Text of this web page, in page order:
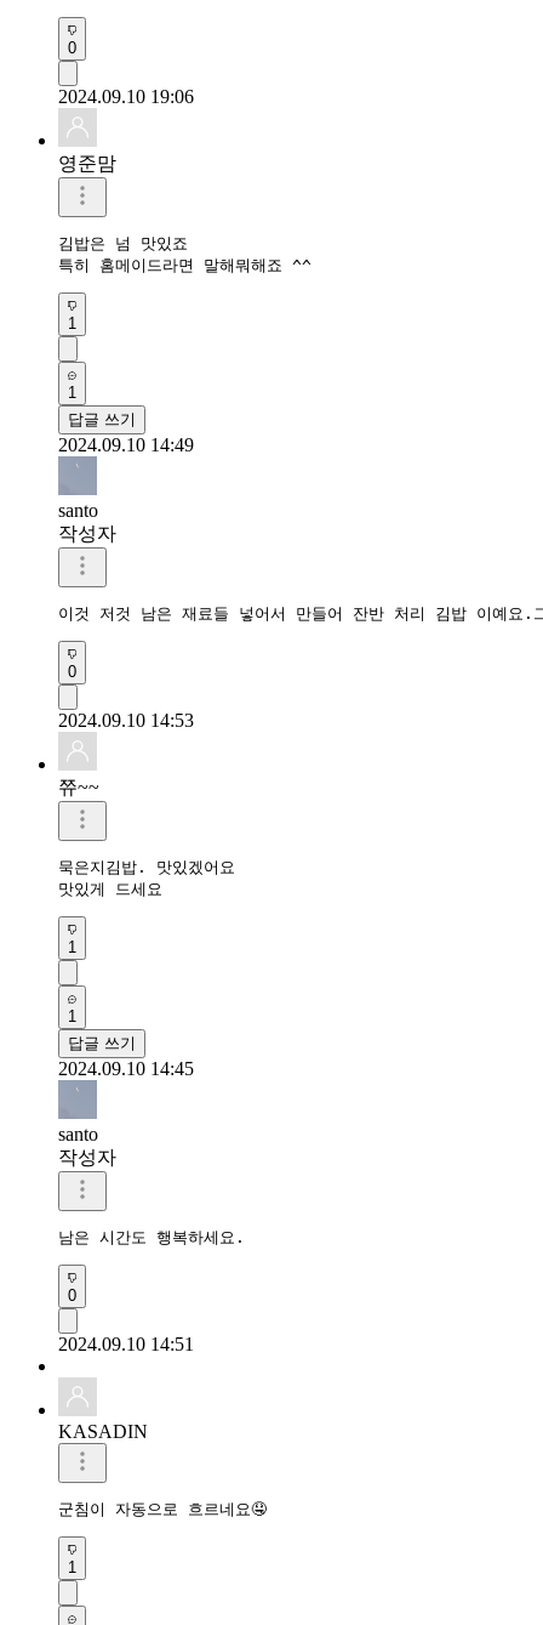
0
2024.09.10 19:06
영준맘
김밥은 넘 맛있죠
특히 홈메이드라면 말해뭐해죠 ^^
1
1
답글 쓰기
2024.09.10 14:49
santo
작성자
이것 저것 남은 재료들 넣어서 만들어 잔반 처리 김밥 이예요.
0
2024.09.10 14:53
쮸~~
묵은지김밥. 맛있겠어요
1
1
답글 쓰기
2024.09.10 14:45
santo
작성자
남은 시간도 행복하세요.
0
2024.09.10 14:51
KASADIN
군침이 자동으로 흐르네요🤤
1